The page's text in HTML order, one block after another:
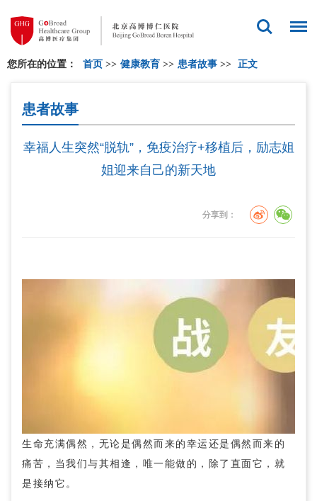
您所在的位置： 首页 >> 健康教育 >> 患者故事 >> 正文
患者故事
幸福人生突然“脱轨”，免疫治疗+移植后，励志姐
姐迎来自己的新天地
分享到：
生命充满偶然，无论是偶然而来的幸运还是偶然而来的
痛苦，当我们与其相逢，唯一能做的，除了直面它，就
是接纳它。